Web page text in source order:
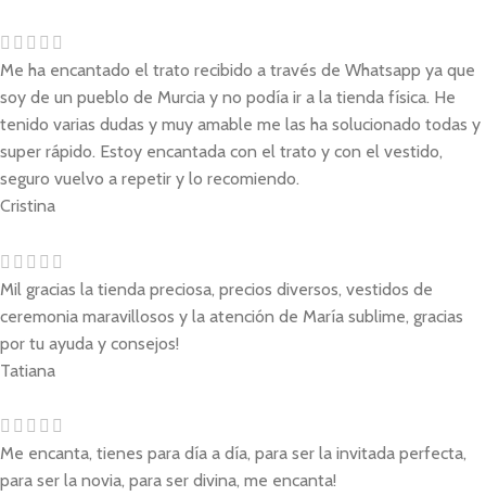
Me ha encantado el trato recibido a través de Whatsapp ya que
soy de un pueblo de Murcia y no podía ir a la tienda física. He
tenido varias dudas y muy amable me las ha solucionado todas y
super rápido. Estoy encantada con el trato y con el vestido,
seguro vuelvo a repetir y lo recomiendo.
Cristina
Mil gracias la tienda preciosa, precios diversos, vestidos de
ceremonia maravillosos y la atención de María sublime, gracias
por tu ayuda y consejos!
Tatiana
Me encanta, tienes para día a día, para ser la invitada perfecta,
para ser la novia, para ser divina, me encanta!